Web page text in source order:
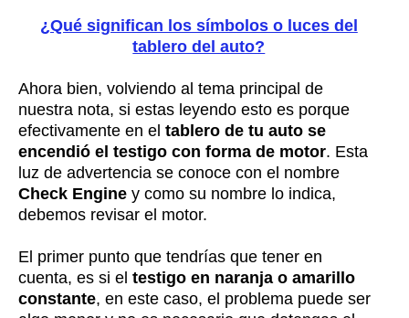
¿Qué significan los símbolos o luces del
tablero del auto?
Ahora bien, volviendo al tema principal de
nuestra nota, si estas leyendo esto es porque
efectivamente en el tablero de tu auto se
encendió el testigo con forma de motor. Esta
luz de advertencia se conoce con el nombre
Check Engine y como su nombre lo indica,
debemos revisar el motor.
El primer punto que tendrías que tener en
cuenta, es si el testigo en naranja o amarillo
constante, en este caso, el problema puede ser